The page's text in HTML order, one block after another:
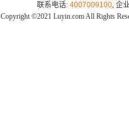
联系电话: 4007009100, 企
Copyright ©2021 Luyin.com All Rights